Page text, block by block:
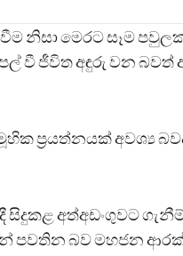
නිසා මෙරට සෑම
වී ජීවිත අඳුරු වන බවත්
ප්‍රයත්නයක් අවශ්‍ය
සිදුකළ අත්අඩංගුවට
පවතින බව මහජන